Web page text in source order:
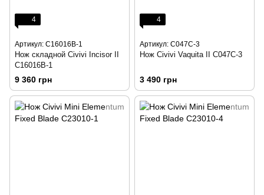
4
Артикул: C16016B-1
Нож складной Civivi Incisor II
C16016B-1
9 360 грн
4
Артикул: C047C-3
Нож Civivi Vaquita II C047C-3
3 490 грн